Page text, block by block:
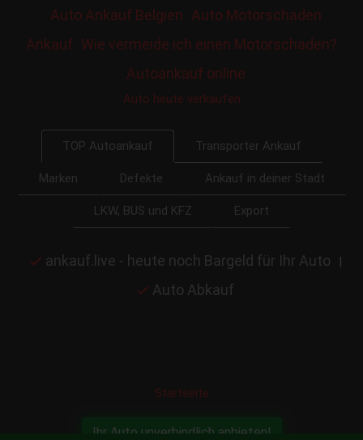
Auto Ankauf Belgien
Auto Motorschaden
Ankauf Wie vermeide ich einen Motorschaden?
Autoankauf online
Auto heute verkaufen
TOP Autoankauf Transporter Ankauf
Marken Defekte Ankauf in deiner Stadt
LKW, BUS und KFZ Export
ankauf.live - heute noch Bargeld für Ihr Auto |
Auto Abkauf
Startseite
Ihr Auto unverbindlich anbieten!